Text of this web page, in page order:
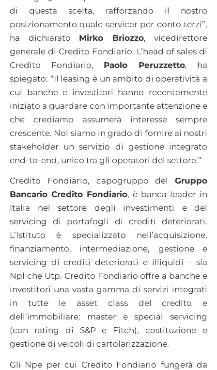
di questa scelta, rafforzando il nostro
posizionamento quale servicer per conto terzi”,
ha dichiarato Mirko Briozzo, vicedirettore
generale di Credito Fondiario. L’head of sales di
Credito Fondiario, Paolo Peruzzetto, ha
spiegato: “Il leasing è un ambito di operatività a
cui banche e investitori hanno recentemente
iniziato a guardare con importante attenzione e
che crediamo assumerà interesse sempre
crescente. Noi siamo in grado di fornire ai nostri
stakeholder un servizio di gestione integrato
end-to-end, unico tra gli operatori del settore.”
Credito Fondiario, capogruppo del Gruppo
Bancario Credito Fondiario, è banca leader in
Italia nel settore degli investimenti e del
servicing di portafogli di crediti deteriorati.
L’Istituto è specializzato nell’acquisizione,
finanziamento, intermediazione, gestione e
servicing di crediti deteriorati e illiquidi – sia
Npl che Utp. Credito Fondiario offre a banche e
investitori una vasta gamma di servizi integrati
in tutte le asset class del credito e
dell’immobiliare: master e special servicing
(con rating di S&P e Fitch), costituzione e
gestione di veicoli di cartolarizzazione.
Gli Npe per cui Credito Fondiario fungerà da